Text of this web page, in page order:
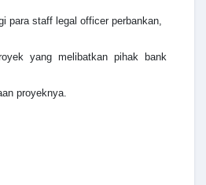
para staff legal officer perbankan,
yang melibatkan pihak bank
proyeknya.